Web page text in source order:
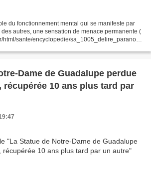
du fonctionnement mental qui se manifeste par
autres, une sensation de menace permanente (
html/sante/encyclopedie/sa_1005_delire_paranoia
Dame de Guadalupe perdue
récupérée 10 ans plus tard par